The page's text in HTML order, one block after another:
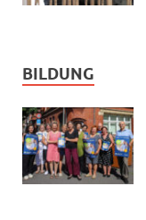
BILDUNG